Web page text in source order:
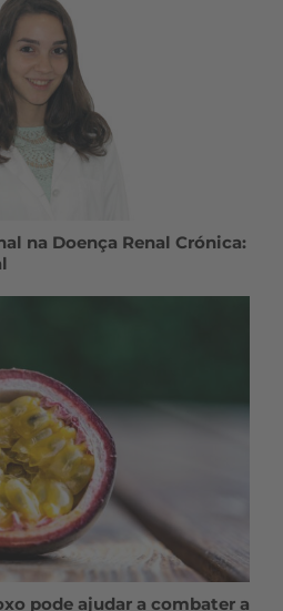
na Doença Renal Crónica:
pode ajudar a combater a